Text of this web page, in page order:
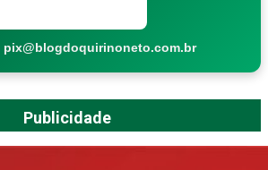
pix@blogdoquirinoneto.com.br
Publicidade